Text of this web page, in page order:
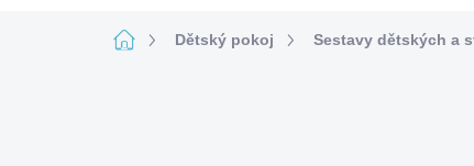
DomůDětský pokoj Sestavy dětských a